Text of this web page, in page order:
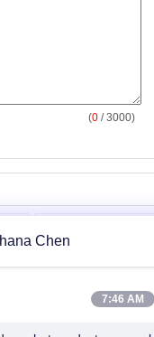
(0 / 3000)
chỉ
đồng thau mạ niken với
Chen
7:46 AM